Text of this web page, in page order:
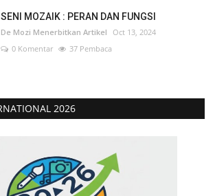
SENI MOZAIK : PERAN DAN FUNGSI
De Mozi Menerbitkan Artikel
Oct 13, 2024
0 Komentar
37 Pembaca
2026